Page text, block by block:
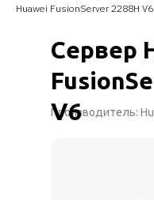
Huawei FusionServer 2288H V6
Сервер
V6
Производитель: